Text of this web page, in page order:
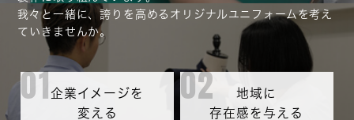
我々と⼀緒に、誇りを⾼めるオリジナルユニフォームを考え
ていきませんか。
01企業イメージを
変える
02
地域に
存在感を与える